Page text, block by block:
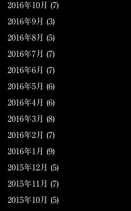
2016年10月 (7)
2016年9月 (3)
2016年8月 (5)
2016年7月 (7)
2016年6月 (7)
2016年5月 (6)
2016年4月 (6)
2016年3月 (8)
2016年2月 (7)
2016年1月 (9)
2015年12月 (5)
2015年11月 (7)
2015年10月 (5)